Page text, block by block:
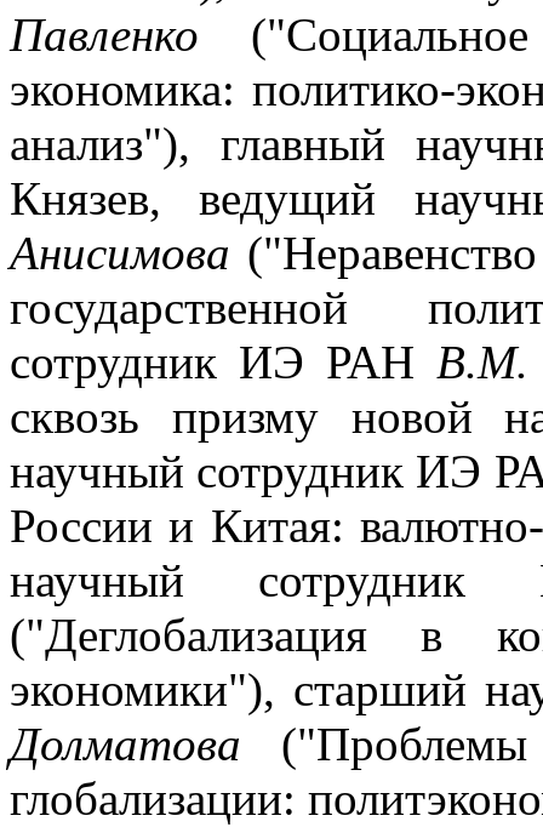
Павленко
экономика: политико-
анализ"), главный
Князев, ведущий
Анисимова
государственной
сотрудник ИЭ РАН В.М.
сквозь призму новой
научный сотрудник ИЭ
России и Китая:
научный
("Деглобализация в
экономики"), старший
Долматова
глобализации: